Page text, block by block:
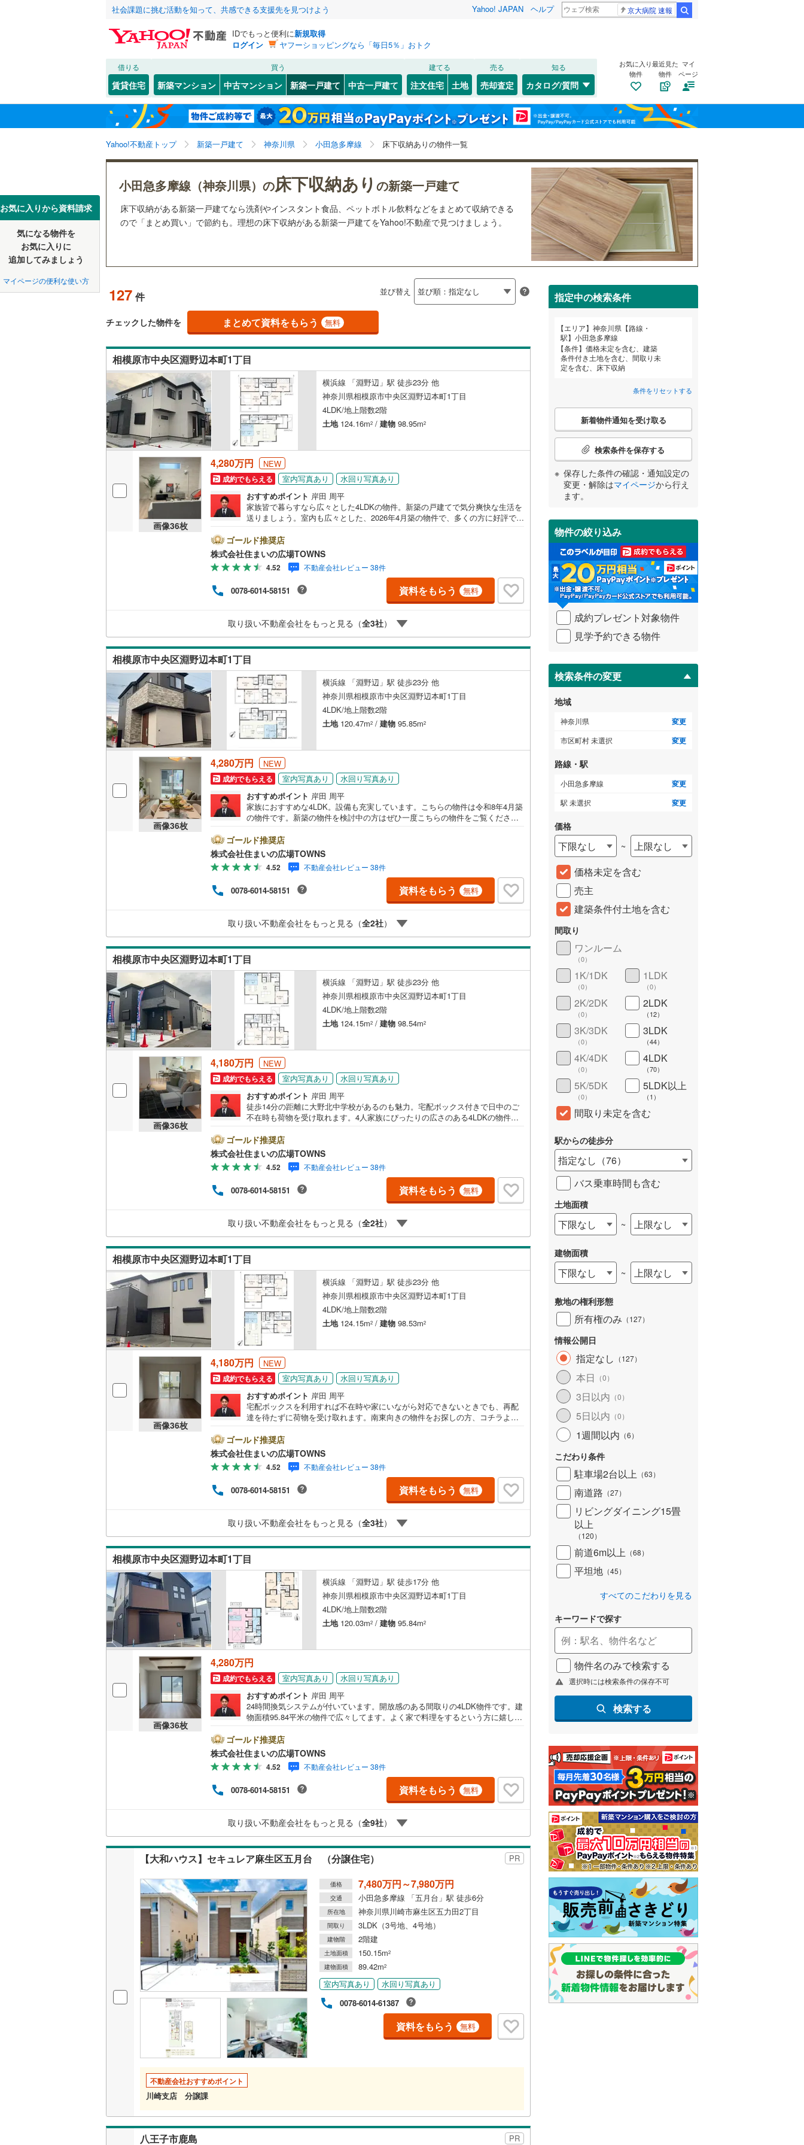
社会課題に挑む活動を知って、共感できる支援先を見つけよう Yahoo! JAPAN ヘルプ 京大病院 速報
IDでもっと便利に新規取得
ログイン
ヤフーショッピングなら「毎日5％」おトク
借りる
賃貸住宅
買う
新築マンション 中古マンション 新築一戸建て 中古一戸建て
建てる
注文住宅 土地
売る
売却査定
知る
カタログ/質問
お気に入り
物件
最近見た
物件
マイ
ページ
Yahoo!不動産トップ 新築一戸建て 神奈川県 小田急多摩線 床下収納ありの物件一覧
お気に入りから資料請求
気になる物件を
お気に入りに
追加してみましょう
マイページの便利な使い方
小田急多摩線（神奈川県）の床下収納あり の新築一戸建て
床下収納がある新築一戸建てなら洗剤やインスタント食品、ペットボトル飲料などをまとめて収納できる
ので「まとめ買い」で節約も。理想の床下収納がある新築一戸建てをYahoo!不動産で見つけましょう。
127 件 並び替え
チェックした物件を まとめて資料をもらう 無料
相模原市中央区淵野辺本町1丁目
横浜線 「淵野辺」駅 徒歩23分 他
神奈川県相模原市中央区淵野辺本町1丁目
4LDK/地上階数2階
土地124.16m2 / 建物 98.95m2
画像36枚
4,280万円 NEW
成約でもらえる 室内写真あり
水回り写真あり
おすすめポイント 岸田 周平
家族皆で暮らすなら広々とした4LDKの物件。新築の戸建てで気分爽快な生活を
送りましょう。室内も広々とした、2026年4月築の物件で、多くの方に好評で
り、リスクを少しでも抑えた構造になっています。宅配ボックスを利用すれば
不在時や家にいながら対応できないときでも、再配達を待たずに荷物を受け取
れます。建物面積が98.95平米と十分な広さでゆったりと生活できるのではない
のでしょうか。【年中無休/9:00～21:00】人気物件は特にお問い合わせが集中す
るため、お早めにお電話下さい。「室内・現地を見学する」ボタンよりご予約
頂くとご見学がスムーズです。■その他、各種ご相談も承っております。○住宅
ローンのご相談○ライフプランのシミュレーション■住まいの広場TOWNSから
て頂きます！ /他社様掲載物件も併せてご紹介可能ですのでお気軽にお問い合わ
せ下さい♪駐車場もございますので、お車でのお越しも大歓迎です！
ゴールド推奨店
株式会社住まいの広場TOWNS
4.52 不動産会社レビュー 38件
0078-6014-58151 資料をもらう 無料
取り扱い不動産会社をもっと見る（全3社）
相模原市中央区淵野辺本町1丁目
横浜線 「淵野辺」駅 徒歩23分 他
神奈川県相模原市中央区淵野辺本町1丁目
4LDK/地上階数2階
土地120.47m2 / 建物 95.85m2
画像36枚
4,280万円 NEW
成約でもらえる 室内写真あり
水回り写真あり
おすすめポイント 岸田 周平
家族におすすめな4LDK。設備も充実しています。こちらの物件は令和8年4月築
の物件です。新築の物件を検討中の方はぜひ一度こちらの物件をご覧くださ
スの面でも問題なく快適に過ごせますよ。南東向きの物件をお探しの方、コチ
ラよりご覧ください。システムキッチン付きの物件でカラーリングも統一でき
るため見た目に一体感が生まれ、美しいです。【年中無休/9:00～21:00】人気物
件は特にお問い合わせが集中するため、お早めにお電話下さい。「室内・現地
を見学する」ボタンよりご予約頂くとご見学がスムーズです。■その他、各種ご
相談も承っております。○住宅ローンのご相談○ライフプランのシミュレーショ
ン■住まいの広場TOWNSからお客様へ経験豊富なスタッフが親身になってお客
ですのでお気軽にお問い合わせ下さい♪駐車場もございますので、お車でのお越
しも大歓迎です！
ゴールド推奨店
株式会社住まいの広場TOWNS
4.52 不動産会社レビュー 38件
0078-6014-58151 資料をもらう 無料
取り扱い不動産会社をもっと見る（全2社）
相模原市中央区淵野辺本町1丁目
横浜線 「淵野辺」駅 徒歩23分 他
神奈川県相模原市中央区淵野辺本町1丁目
4LDK/地上階数2階
土地124.15m2 / 建物 98.54m2
画像36枚
4,180万円 NEW
成約でもらえる 室内写真あり
水回り写真あり
おすすめポイント 岸田 周平
徒歩14分の距離に大野北中学校があるのも魅力。宅配ボックス付きで日中のご
不在時も荷物を受け取れます。4人家族にぴったりの広さのある4LDKの物件情
面積98.54平方メートルですので快適な生活ができます。暖房機能を使えば寒い
時期の室温差を抑えてヒートショックを防げる、浴室乾燥機付きの物件です。
幅広い層の方にお勧め。令和8年4月築の室内も広々とした物件で来客応対にも
安心です。【年中無休/9:00～21:00】人気物件は特にお問い合わせが集中するた
め、お早めにお電話下さい。「室内・現地を見学する」ボタンよりご予約頂く
とご見学がスムーズです。■その他、各種ご相談も承っております。○住宅ロー
ンのご相談○ライフプランのシミュレーション■住まいの広場TOWNSからお客
きます！ /他社様掲載物件も併せてご紹介可能ですのでお気軽にお問い合わせ下
さい♪駐車場もございますので、お車でのお越しも大歓迎です！
ゴールド推奨店
株式会社住まいの広場TOWNS
4.52 不動産会社レビュー 38件
0078-6014-58151 資料をもらう 無料
取り扱い不動産会社をもっと見る（全2社）
相模原市中央区淵野辺本町1丁目
横浜線 「淵野辺」駅 徒歩23分 他
神奈川県相模原市中央区淵野辺本町1丁目
4LDK/地上階数2階
土地124.15m2 / 建物 98.53m2
画像36枚
4,180万円 NEW
成約でもらえる 室内写真あり
水回り写真あり
おすすめポイント 岸田 周平
宅配ボックスを利用すれば不在時や家にいながら対応できないときでも、再配
達を待たずに荷物を受け取れます。南東向きの物件をお探しの方、コチラより
米の建物面積がある物件です。使い勝手が良いシステムキッチンがある物件で
す。新築の戸建てで気分爽快な生活を送りましょう。令和8年4月築の物件とな
り、室内も綺麗です。【年中無休/9:00～21:00】人気物件は特にお問い合わせが
集中するため、お早めにお電話下さい。「室内・現地を見学する」ボタンより
ご予約頂くとご見学がスムーズです。■その他、各種ご相談も承っております。
○住宅ローンのご相談○ライフプランのシミュレーション■住まいの広場TOWNS
からお客様へ経験豊富なスタッフが親身になってお客様に合った物件をご紹介
合わせ下さい♪駐車場もございますので、お車でのお越しも大歓迎です！
ゴールド推奨店
株式会社住まいの広場TOWNS
4.52 不動産会社レビュー 38件
0078-6014-58151 資料をもらう 無料
取り扱い不動産会社をもっと見る（全3社）
相模原市中央区淵野辺本町1丁目
横浜線 「淵野辺」駅 徒歩17分 他
神奈川県相模原市中央区淵野辺本町1丁目
4LDK/地上階数2階
土地120.03m2 / 建物 95.84m2
画像36枚
4,280万円
成約でもらえる 室内写真あり
水回り写真あり
おすすめポイント 岸田 周平
24時間換気システムが付いています。開放感のある間取りの4LDK物件です。建
物面積95.84平米の物件で広々してます。よく家で料理をするという方に嬉しい
らの物件は南向きです。浴室乾燥機のあるお風呂場は洗濯物を干すときにも便
利です。【年中無休/9:00～21:00】人気物件は特にお問い合わせが集中するた
め、お早めにお電話下さい。「室内・現地を見学する」ボタンよりご予約頂く
とご見学がスムーズです。■その他、各種ご相談も承っております。○住宅ロー
ンのご相談○ライフプランのシミュレーション■住まいの広場TOWNSからお客
様へ経験豊富なスタッフが親身になってお客様に合った物件をご紹介させて頂
きます！ /他社様掲載物件も併せてご紹介可能ですのでお気軽にお問い合わせ下
ゴールド推奨店
株式会社住まいの広場TOWNS
4.52 不動産会社レビュー 38件
0078-6014-58151 資料をもらう 無料
取り扱い不動産会社をもっと見る（全9社）
【大和ハウス】セキュレア麻生区五月台 （分譲住宅） PR
価格 7,480万円～7,980万円
交通 小田急多摩線 「五月台」駅 徒歩6分
所在地 神奈川県川崎市麻生区五力田2丁目
間取り 3LDK（3号地、4号地）
建物階 2階建
土地面積 150.15m2
建物面積 89.42m2
室内写真あり
水回り写真あり
0078-6014-61387
資料をもらう 無料
不動産会社おすすめポイント
川崎支店 分譲課
八王子市鹿島 PR
指定中の検索条件
エリア
神奈川県【路線・
駅】小田急多摩線
条件
価格未定を含む、建築
条件付き土地を含む、間取り未
定を含む、床下収納
条件をリセットする
こ
検
条
件
受
け
取
る
・
条
件
を
イ
ペ
ジ
に
保
存
す
る
新着物件通知を受け取る
検索条件を保存する
保存した条件の確認・通知設定の
変更・解除はマイページから行え
ます。
物件の絞り込み
成約プレゼント対象物件
見学予約できる物件
検索条件の変更
地域
神奈川県 変更
市区町村 未選択 変更
路線・駅
小田急多摩線 変更
駅 未選択 変更
価格
下限なし ~
上限なし
価格未定を含む
売主
建築条件付土地を含む
間取り
ワンルーム
（0）
1K/1DK
（0）
1LDK
（0）
2K/2DK
（0）
2LDK
（12）
3K/3DK
（0）
3LDK
（44）
4K/4DK
（0）
4LDK
（70）
5K/5DK
（0）
5LDK以上
（1 ）
間取り未定を含む
駅からの徒歩分
指定なし （76）
バス乗車時間も含む
土地面積
下限なし ~ 上限なし
建物面積
下限なし ~ 上限なし
敷地の権利形態
所有権のみ （127）
情報公開日
指定なし （127）
本日 （0）
3日以内 （0）
5日以内 （0）
1週間以内 （6）
こだわり条件
駐車場2台以上 （63）
南道路 （27）
リビングダイニング15畳
以上
（120）
前道6m以上 （68）
平坦地 （45）
すべてのこだわりを見る
キーワードで探す
物件名のみで検索する
選択時には検索条件の保存不可
検索する
北海道 北海道
東北 青森 岩手 宮城 秋田 山形 福島
関東 東京 神奈川 埼玉 千葉
長野 富山
東海 愛知 岐阜 静岡 三重
和歌山
中国 鳥取 島根 岡山 広島 山口
四国 高知
福岡 佐賀 長崎 鹿児島
該当物件0 件 この条件で検索する 市区町村を選択する 条件をリセットする
川崎市 川崎区(11) 幸区(18) 中原区(21)
高津区(38) 多摩区(47) 宮前区(107)
麻生区
116)
横浜市 鶴見区( 53) 神奈川区(54) 西区(26)
中区(21) 南区(40) 保土ケ谷区(76)
磯子区(60 金沢区(98) 港北区(94 )
旭区(154)
青葉区(91) 都筑区(76)
相模原市 緑区(112) 南区(440 )
神奈川県のその
ほかの地域
横須賀市 鎌倉市(74)
藤沢市(323) 小田原市 (27
逗子市(13) 秦野市(115)
厚木市(134) 大和市(140 伊勢原市(72)
海老名市(105) 座間市(187) 南足柄市 (2)
綾瀬市(156 ) 三浦郡葉山町 高座郡寒川町(49)
中郡大磯町(27) 足柄上郡中井町
足柄上郡大井町( 1) 足柄上郡松田町(7) 足柄上郡山北町(0)
足柄上郡開成町
足柄下郡真鶴町(0)
足柄下郡湯河原町 (1) 愛甲郡清川村(0)
該当物件0 件 この条件で検索する 市区町村以下を選択する 条件をリセットする
該当物件0 件 この条件で検索する 条件をリセットする
JR
湘南新宿ライン（宇都宮～逗子）
(481)
湘南新宿ライン（前橋～小田原）
(1,044)
東海道本線(
南武線(145) 鶴見線(39) 横浜線
中央本線（JR東日本）(2) 京浜東北線(334) 埼京線(46)
御殿場線
35 ) 東海道新幹線(58)
地下鉄 横浜市営地下鉄ブルーライン( 684)
横浜市営地下鉄グリーンライン
(259)
小田急江ノ島線(1,061)
東急東横線(208)
東急目黒線 こどもの国線(35)
東急新横浜線(119) 京急大師線( 8
京急逗子線(99) 京急久里浜線(62) 相模鉄道本線(856 )
相模鉄道いずみ野線
横浜シーサイドライン
横浜高速鉄道みなとみらい線(41 江ノ島電鉄(211 湘南モノレール江の島線(148)
箱根登山鉄道
伊豆箱根鉄道大雄山線(16)
該当物件0 件 この条件で検索する 条件をリセットする
(15) (3) (0) はるひ野
該当物件0 件 この条件で検索する 条件をリセットする
こだわり条件 設備
床暖房（43） オール電化（2） トイレ２か所（125）
駐車場2台以上（63） ビルトインガレージ（8） 太陽光発電システム（2）
ＴＶモニタ付インターホン
（122）
防犯カメラ（12 ）
配置、向き、建ち方、日当たり
前道6m以上（68） 角地（15） 南道路 （27 ）
LD
（120）
耐震、免震、制震構造
54）
（22）
住宅性能評価付き （22）
長期優良住宅
大規模（総区画数50戸以上）
（
最寄りの駅が始発駅（7） 海まで2km以内 小学校まで1km以内（ 54）
間取り、居室全体
吹き抜け（12 ） バリアフリー住宅（43） 間取り変更可能
二世帯向け（0） 3階建て以上（14）
サービスルーム（納戸）
（33）
独立型キッチン（2） 対面キッチン（111）
浴室
浴室乾燥機あり ）
バルコニー、庭
ウッドデッキあり 0）
収納
ウォークインクローゼット
（52 ）
床下収納 127）
販売、価格、契約、入居関連など
即入居可能（ 45）
オンライン対応
オンライン内見(相談)可（67） IT重説可
オンライン対応とは？
該当物件0 件 この条件で検索する 条件をリセットする
検索条件を保存しました
この検索条件の新着物件通知は、 マイページから設定できます。
保存した条件を見る
神奈川県、小田急多摩線、価格未定を含む、建築条件付
き土地を含む、間取り未定を含む、床下収納
検索条件を保存する
閉じる お気に入りリストを見る
閉じる
閉じる お気に入りリストを見る
閉じる